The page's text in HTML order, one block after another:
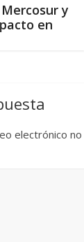
y
en
electrónico no